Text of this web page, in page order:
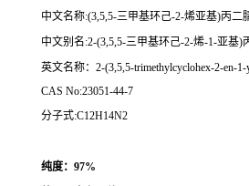
中文名称:(3,5,5-三甲基环己-2-烯亚基)丙二
中文别名:2-(3,5,5-三甲基环己-2-烯-1-亚基)
英文名称：2-(3,5,5-trimethylcyclohex-2-en-1-
CAS No:23051-44-7
分子式:C12H14N2
纯度：97%